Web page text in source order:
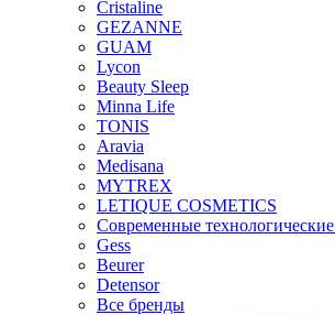
Cristaline
GEZANNE
GUAM
Lycon
Beauty Sleep
Minna Life
TONIS
Aravia
Medisana
MYTREX
LETIQUE COSMETICS
Современные
Gess
Beurer
Detensor
Все бренды